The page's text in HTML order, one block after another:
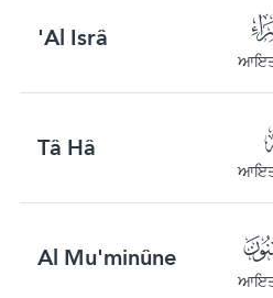
Al Isrâ'
Tâ Hâ
Al Mu'minûne